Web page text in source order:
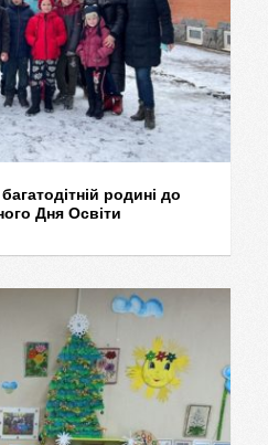
родині до
Дня Освіти